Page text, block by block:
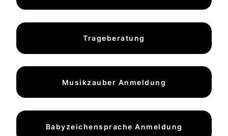
Trageberatung
Musikzauber Anmeldung
Babyzeichensprache Anmeldung